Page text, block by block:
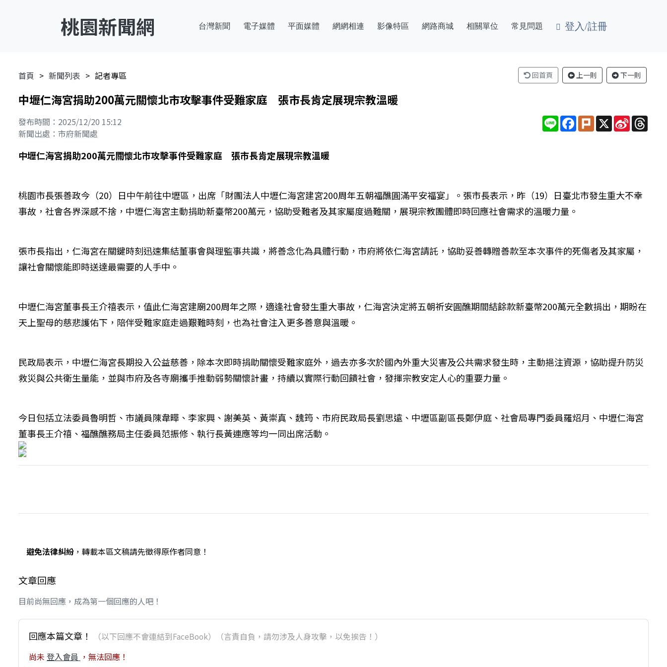
桃園新聞網 台灣新聞 電子媒體 平面媒體 網網相連 影像特區 網路商城 相關單位 常見問題 登入/註冊
首頁 新聞列表 記者專區 回首頁 上一則 下一則
中壢仁海宮捐助200萬元關懷北市攻擊事件受難家庭 張市長肯定展現宗教溫暖
發布時間：2025/12/20 15:12
新聞出處：市府新聞處
Line Facebook
PlurkX Sina
Weibo
中壢仁海宮捐助200萬元關懷北市攻擊事件受難家庭 張市長肯定展現宗教溫暖
桃園市長張善政今（20）日中午前往中壢區，出席「財團法人中壢仁海宮建宮200周年五朝福醮圓滿平安福宴」。張市長表示，昨（19）日臺北市發生重大不幸
事故，社會各界深感不捨，中壢仁海宮主動捐助新臺幣200萬元，協助受難者及其家屬度過難關，展現宗教團體即時回應社會需求的溫暖力量。
張市長指出，仁海宮在關鍵時刻迅速集結董事會與理監事共識，將善念化為具體行動，市府將依仁海宮請託，協助妥善轉贈善款至本次事件的死傷者及其家屬，
讓社會關懷能即時送達最需要的人手中。
中壢仁海宮董事長王介禧表示，值此仁海宮建廟200周年之際，適逢社會發生重大事故，仁海宮決定將五朝祈安圓醮期間結餘款新臺幣200萬元全數捐出，期盼在
天上聖母的慈悲護佑下，陪伴受難家庭走過艱難時刻，也為社會注入更多善意與溫暖。
民政局表示，中壢仁海宮長期投入公益慈善，除本次即時捐助關懷受難家庭外，過去亦多次於國內外重大災害及公共需求發生時，主動挹注資源，協助提升防災
救災與公共衛生量能，並與市府及各寺廟攜手推動弱勢關懷計畫，持續以實際行動回饋社會，發揮宗教安定人心的重要力量。
今日包括立法委員魯明哲、市議員陳韋曄、李家興、謝美英、黃崇真、魏筠、市府民政局長劉思遠、中壢區副區長鄭伊庭、社會局專門委員羅炤月、中壢仁海宮
董事長王介禧、福醮醮務局主任委員范振修、執行長黃連應等均一同出席活動。
避免法律糾紛 ，轉載本區文稿請先徵得原作者同意！
文章回應
目前尚無回應，成為第一個回應的人吧！
回應本篇文章！ （以下回應不會連結到FaceBook）（言責自負，請勿涉及人身攻擊，以免挨告！）
尚未 登入會員 ，無法回應！